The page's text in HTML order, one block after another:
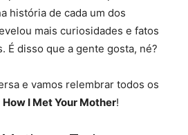
história de cada um dos
mais curiosidades e fatos
É disso que a gente gosta, né?
e vamos relembrar todos os
How I Met Your Mother!